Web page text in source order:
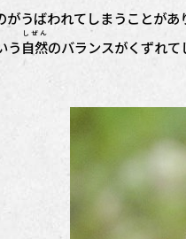
がうばわれてしまうことがあ
う自然
しぜん
のバランスがくずれて